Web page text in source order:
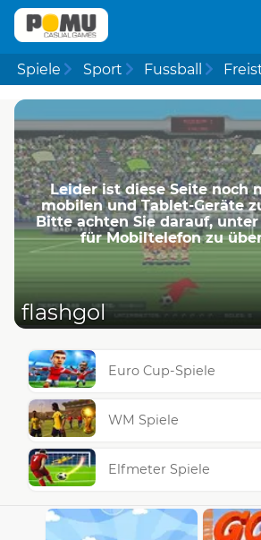
Spiele Sport Fussball
Leider ist diese Seite noch
mobilen und Tablet-Geräte
Bitte achten Sie darauf,
für Mobiltelefon zu
flashgol
Euro Cup-Spiele
WM Spiele
Elfmeter Spiele